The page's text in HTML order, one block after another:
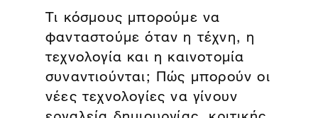
Τι κόσμους μπορούμε να
φανταστούμε όταν η τέχνη, η
τεχνολογία και η καινοτομία
συναντιούνται; Πώς μπορούν οι
νέες τεχνολογίες να γίνουν